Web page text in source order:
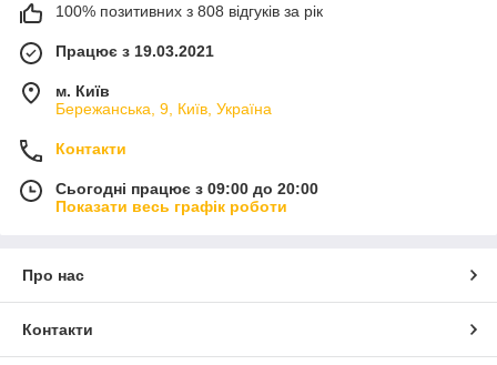
100% позитивних з 808 відгуків за рік
Працює з 19.03.2021
м. Київ
Бережанська, 9, Київ, Україна
Контакти
Сьогодні працює з 09:00 до 20:00
Показати весь графік роботи
Про нас
Контакти